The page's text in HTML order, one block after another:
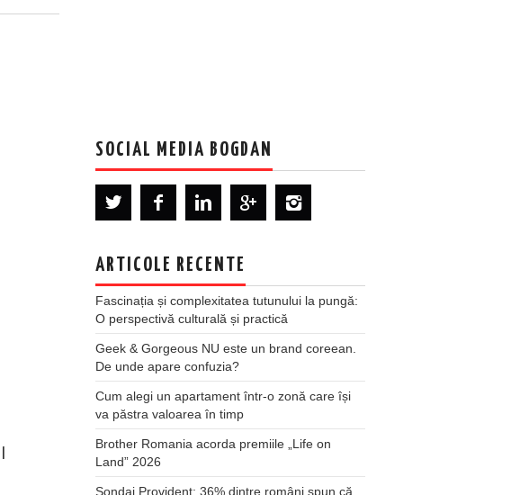
SOCIAL MEDIA BOGDAN
ARTICOLE RECENTE
Fascinația și complexitatea tutunului la pungă:
O perspectivă culturală și practică
Geek & Gorgeous NU este un brand coreean.
De unde apare confuzia?
Cum alegi un apartament într-o zonă care își
va păstra valoarea în timp
Brother Romania acorda premiile „Life on
Land” 2026
Sondaj Provident: 36% dintre români spun că